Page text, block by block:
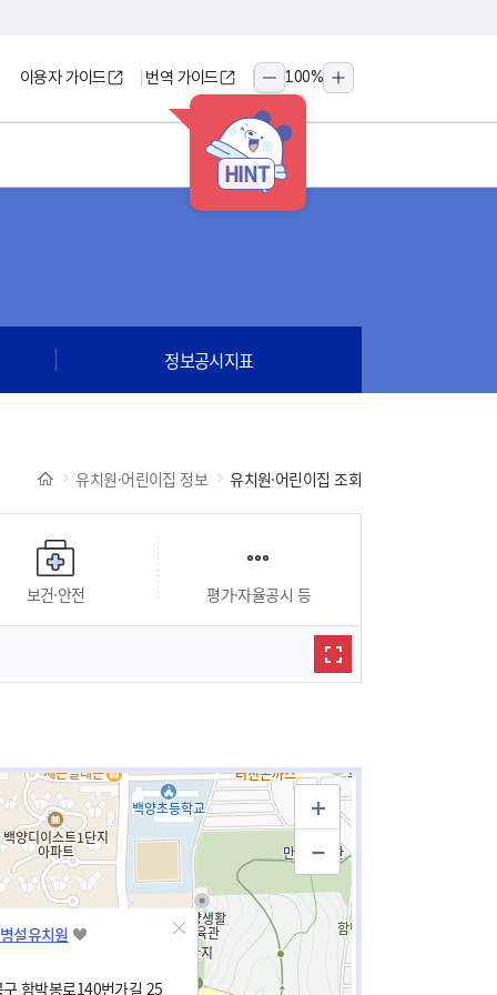
HINT
이용자 가이드 번역 가이드
축소
100%
확대
정보공시지표
유치원·어린이집 정보 유치원·어린이집 조회
보건·안전 평가·자율공시 등
설유치원
함박봉로140번가길 25